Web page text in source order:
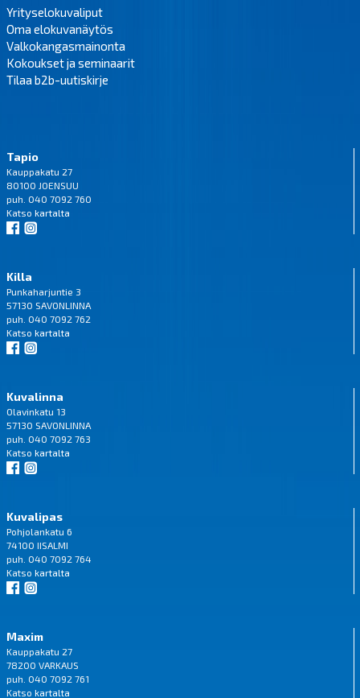
Yrityselokuvaliput
Oma elokuvanäytös
Valkokangasmainonta
Kokoukset ja seminaarit
Tilaa b2b-uutiskirje
Tapio
Kauppakatu 27
80100 JOENSUU
puh. 040 7092 760
Katso kartalta
Killa
Punkaharjuntie 3
57130 SAVONLINNA
puh. 040 7092 762
Katso kartalta
Kuvalinna
Olavinkatu 13
57130 SAVONLINNA
puh. 040 7092 763
Katso kartalta
Kuvalipas
Pohjolankatu 6
74100 IISALMI
puh. 040 7092 764
Katso kartalta
Maxim
Kauppakatu 27
78200 VARKAUS
puh. 040 7092 761
Katso kartalta